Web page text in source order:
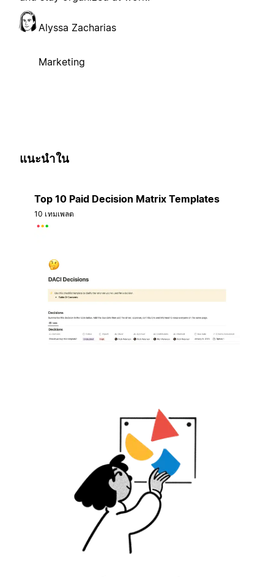
Alyssa Zacharias
Marketing
แนะนำใน
Top 10 Paid Decision Matrix Templates
10 เทมเพลต